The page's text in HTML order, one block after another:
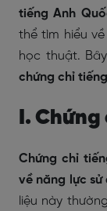
tiếng Anh
thể tìm hiểu
học thuật.
chứng chỉ
I. Chứng
Chứng chỉ
về năng lực
liệu này